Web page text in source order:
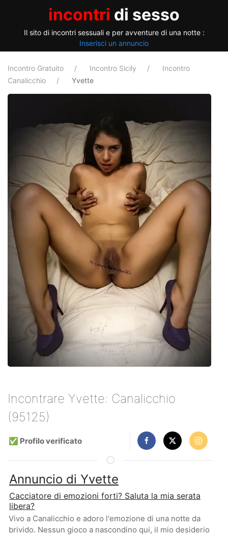
incontri di sesso
Il sito di incontri sessuali e per avventure di una notte :
Inserisci un annuncio
Incontro Gratuito Incontro Sicily
Incontro
Canalicchio
Yvette
Incontrare Yvette: Canalicchio
(95125)
✅ Profilo verificato
Annuncio di Yvette
Cacciatore di emozioni forti? Saluta la mia serata
libera?
Vivo a Canalicchio e adoro l'emozione di una notte da
brivido. Nessun gioco a nascondino qui, il mio desiderio